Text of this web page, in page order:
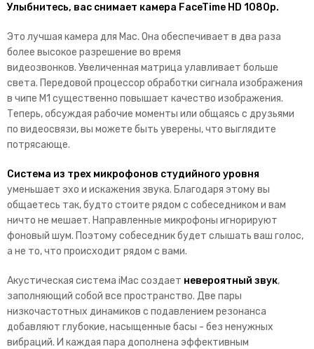
Улыбнитесь, вас снимает камера FaceTime HD 1080p.
Это лучшая камера для Mac. Она обеспечивает в два раза
более высокое разрешение во время
видеозвонков. Увеличенная матрица улавливает больше
света. Передовой процессор обработки сигнала изображения
в чипе M1 существенно повышает качество изображения.
Теперь, обсуждая рабочие моменты или общаясь с друзьями
по видеосвязи, вы можете быть уверены, что выглядите
потрясающе.
Система из трех микрофонов студийного уровня
уменьшает эхо и искажения звука. Благодаря этому вы
общаетесь так, будто стоите рядом с собеседником и вам
ничто не мешает. Направленные микрофоны игнорируют
фоновый шум. Поэтому собеседник будет слышать ваш голос,
а не то, что происходит рядом с вами.
Акустическая система iMac создает невероятный звук,
заполняющий собой все пространство. Две пары
низкочастотных динамиков с подавлением резонанса
добавляют глубокие, насыщенные басы - без ненужных
вибраций. И каждая пара дополнена эффективным